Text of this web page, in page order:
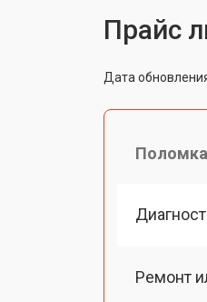
Прайс
Дата
Поломка
Ремонт